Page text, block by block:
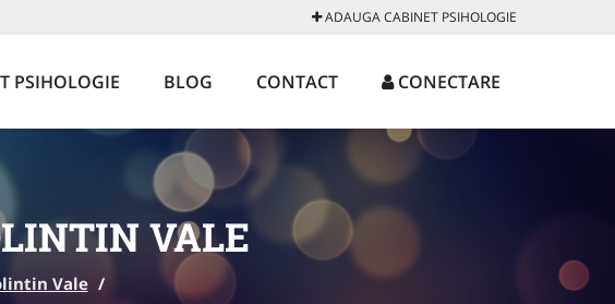
ADAUGA CABINET PSIHOLOGIE
PSIHOLOGIE BLOG CONTACT CONECTARE
VALE
Vale /